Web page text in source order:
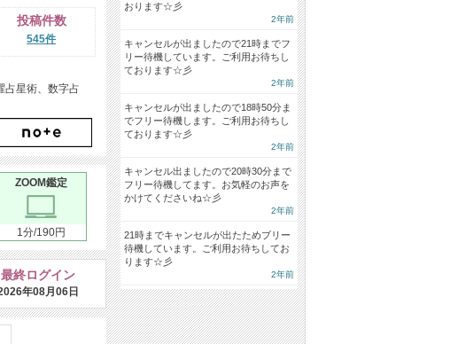
投稿件数
545件
占星術、数字占
ZOOM鑑定
1分/190円
最終ログイン
年08月06日
おります☆彡
2年前
キャンセルが出ましたので21時までフ
リー待機しています。ご利用お待ちし
ております☆彡
2年前
キャンセルが出ましたので18時50分ま
でフリー待機します。ご利用お待ちし
ております☆彡
2年前
キャンセル出ましたので20時30分まで
フリー待機してます。お気軽のお声を
かけてくださいね☆彡
2年前
21時までキャンセルが出たためブリー
待機しています。ご利用お待ちしてお
ります☆彡
2年前